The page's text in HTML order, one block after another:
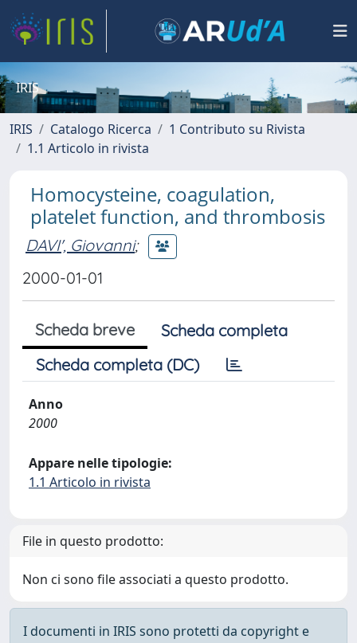
IRIS
IRIS Catalogo Ricerca
1 Contributo su Rivista
1.1 Articolo in rivista
Homocysteine, coagulation,
platelet function, and thrombosis
DAVI', Giovanni;
2000-01-01
Scheda breve
Scheda completa
Scheda completa (DC)
Anno
2000
Appare nelle tipologie:
1.1 Articolo in rivista
File in questo prodotto:
Non ci sono file associati a questo prodotto.
I documenti in IRIS sono protetti da copyright e